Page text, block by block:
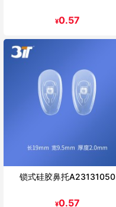
¥0.57
锁式硅胶鼻托A23131050
¥0.57